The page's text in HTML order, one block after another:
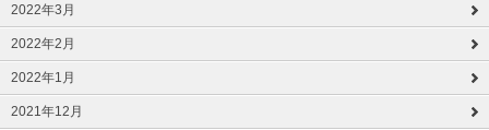
2022年3月
2022年2月
2022年1月
2021年12月